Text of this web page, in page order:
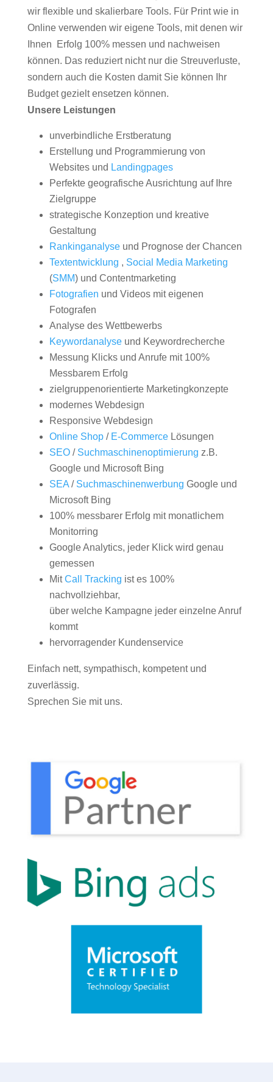
wir flexible und skalierbare Tools. Für Print wie in
Online verwenden wir eigene Tools, mit denen wir
Ihnen Erfolg 100% messen und nachweisen
können. Das reduziert nicht nur die Streuverluste,
sondern auch die Kosten damit Sie können Ihr
Budget gezielt ensetzen können.
Unsere Leistungen
unverbindliche Erstberatung
Erstellung und Programmierung von
Websites und Landingpages
Perfekte geografische Ausrichtung auf Ihre
Zielgruppe
strategische Konzeption und kreative
Gestaltung
Rankinganalyseund Prognose der Chancen
Textentwicklung , Social Media Marketing
(SMM) und Contentmarketing
Fotografien und Videos mit eigenen
Fotografen
Analyse des Wettbewerbs
Keywordanalyseund Keywordrecherche
Messung Klicks und Anrufe mit 100%
Messbarem Erfolg
zielgruppenorientierte Marketingkonzepte
modernes Webdesign
Responsive Webdesign
Online Shop/ E-CommerceLösungen
SEO/ Suchmaschinenoptimierung z.B.
Google und Microsoft Bing
SEA/ Suchmaschinenwerbung Google und
Microsoft Bing
100% messbarer Erfolg mit monatlichem
Monitorring
Google Analytics, jeder Klick wird genau
gemessen
MitCall Tracking ist es 100%
nachvollziehbar,
über welche Kampagne jeder einzelne Anruf
kommt
hervorragender Kundenservice
Einfach nett, sympathisch, kompetent und
zuverlässig.
Sprechen Sie mit uns.